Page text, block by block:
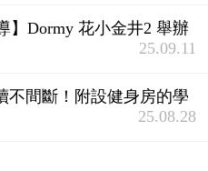
】Dormy 花小金井2 舉辦
25.09.11
不間斷！附設健身房的學
25.08.28